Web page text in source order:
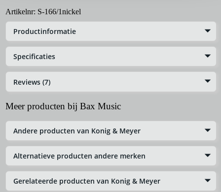
Artikelnr: S-166/1nickel
Productinformatie
Specificaties
Reviews (7)
Meer producten bij Bax Music
Andere producten van Konig & Meyer
Alternatieve producten andere merken
Gerelateerde producten van Konig & Meyer